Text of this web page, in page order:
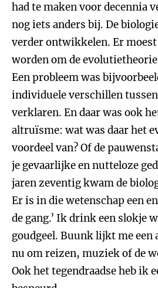
had te maken voor decennia
nog iets anders bij. De
verder ontwikkelen. Er moest
worden om de
Een probleem was
individuele verschillen
verklaren. En daar was ook
altruïsme: wat was daar het
voordeel van? Of de
je gevaarlijke en nutteloze
jaren zeventig kwam de
Er is in die wetenschap een
de gang.’ Ik drink een slokje
goudgeel. Buunk lijkt me
nu om reizen, muziek of de
Ook het tegendraadse heb ik